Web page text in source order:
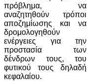
πρόβλημα, να
αναζητηθούν τρόποι
αποζημίωσης και να
δρομολογηθούν
ενέργειες για την
προστασία των
δένδρων τους, του
φυτικού τους δηλαδή
κεφαλαίου.